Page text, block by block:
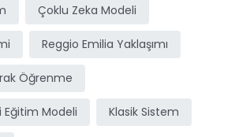
Çoklu Zeka Modeli
Reggio Emilia Yaklaşımı
Öğrenme
Eğitim Modeli Klasik Sistem